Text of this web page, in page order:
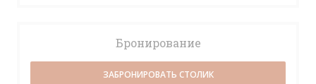
Бронирование
ЗАБРОНИРОВАТЬ СТОЛИК